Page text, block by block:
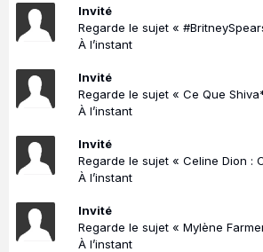
Invité
À l’instant
Invité
À l’instant
Invité
Regarde le sujet « Celine Dion :
À l’instant
Invité
Regarde le sujet « Mylène
À l’instant